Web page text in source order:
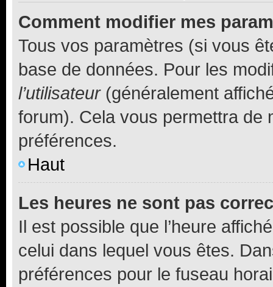
Comment modifier mes
Tous vos paramètres (si vous
base de données. Pour les
l’utilisateur(généralement
forum). Cela vous permettra de
préférences.
Haut
Les heures ne sont pas
Il est possible que l’heure
celui dans lequel vous êtes.
préférences pour le fuseau